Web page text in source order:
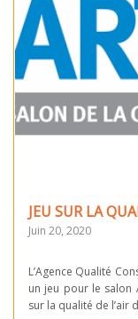
JEU SUR LA
Juin 20, 2020
L’Agence Qualité
un jeu pour le salon
sur la qualité de l’air